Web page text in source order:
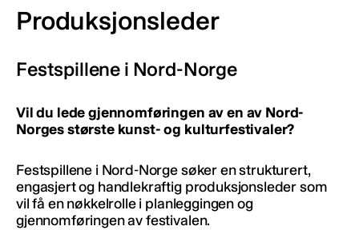
Produksjonsleder
Festspillene i Nord-Norge
Vil du lede gjennomføringen av en av Nord-
Norges største kunst- og kulturfestivaler?
Festspillene i Nord-Norge søker en strukturert,
engasjert og handlekraftig produksjonsleder som
vil få en nøkkelrolle i planleggingen og
gjennomføringen av festivalen.